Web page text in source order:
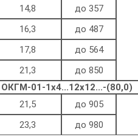
14,8
до 357
16,3
до 487
17,8
до 564
21,3
до 850
ОКГМ-01-1х4...12х12...-(80,0)
21,5
до 905
23,3 до 980